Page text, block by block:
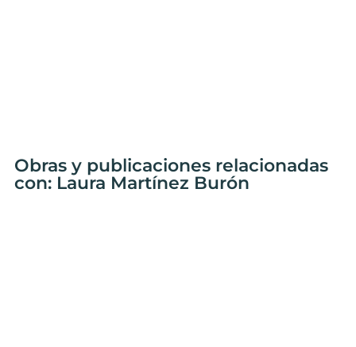
Obras y publicaciones relacionadas
con: Laura Martínez Burón